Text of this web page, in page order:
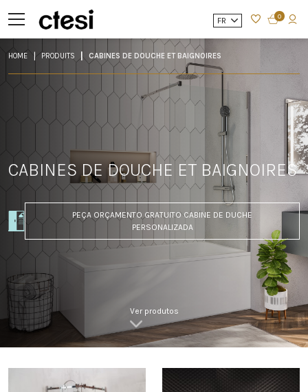
FR 0
HOME PRODUITS CABINES DE DOUCHE ET BAIGNOIRES
CABINES DE DOUCHE ET BAIGNOIRES
PEÇA ORÇAMENTO GRATUITO CABINE DE DUCHE
PERSONALIZADA
Ver produtos